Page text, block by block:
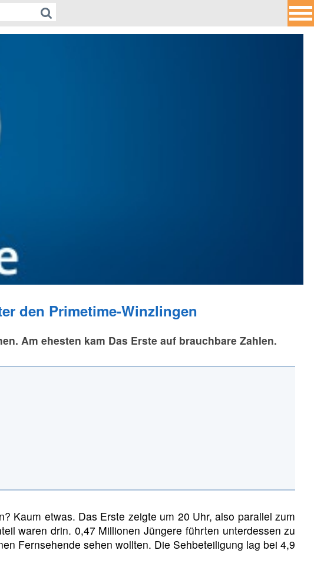
den Primetime-Winzlingen
Am ehesten kam Das Erste auf brauchbare Zahlen.
Kaum etwas. Das Erste zeigte um 20 Uhr, also parallel zum
waren drin. 0,47 Millionen Jüngere führten unterdessen zu
Fernsehende sehen wollten. Die Sehbeteiligung lag bei 4,9